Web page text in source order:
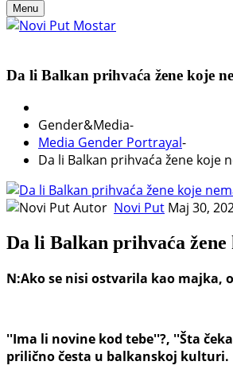
Menu
Da li Balkan prihvaća žene koje
Gender&Media-
Media Gender Portrayal-
Da li Balkan prihvaća žene koje
Autor Novi Put Maj 30,
Da li Balkan prihvaća
N:Ako se nisi ostvarila kao majka,
''Ima li novine kod tebe''?, ''Šta
prilično česta u balkanskoj kulturi.